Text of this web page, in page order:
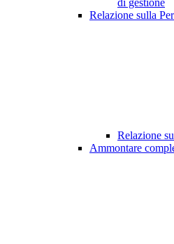
di gestione
Relazione sulla
Relazione
Ammontare